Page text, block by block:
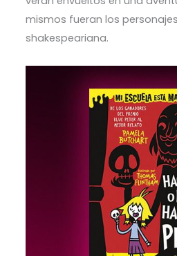
mismos fueran los
shakespeariana.